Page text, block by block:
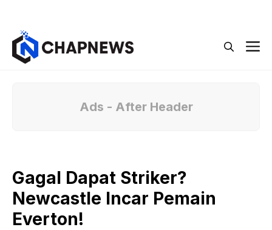
Ads - After Header
Gagal Dapat Striker?
Newcastle Incar Pemain
Everton!